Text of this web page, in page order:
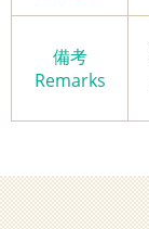
備考
Remarks